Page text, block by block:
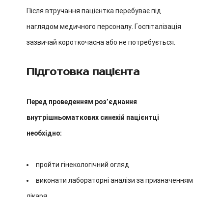
Після втручання пацієнтка перебуває під
наглядом медичного персоналу. Госпіталізація
зазвичай короткочасна або не потребується.
Підготовка пацієнта
Перед проведенням розʼєднання
внутрішньоматкових синехій пацієнтці
необхідно:
пройти гінекологічний огляд
виконати лабораторні аналізи за призначенням